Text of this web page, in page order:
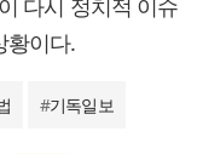
황이다.
#기독일보